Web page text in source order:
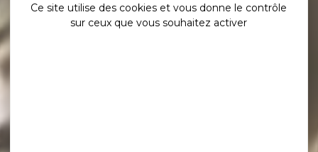
Ce site utilise des cookies et vous donne le contrôle
sur ceux que vous souhaitez activer